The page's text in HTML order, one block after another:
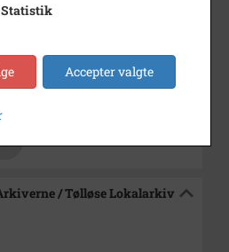
1931
Ukendt
Holbæk-Arkiverne / Tølløse
/ Tølløse Lokalarkiv
Statistik
Accepter valgte